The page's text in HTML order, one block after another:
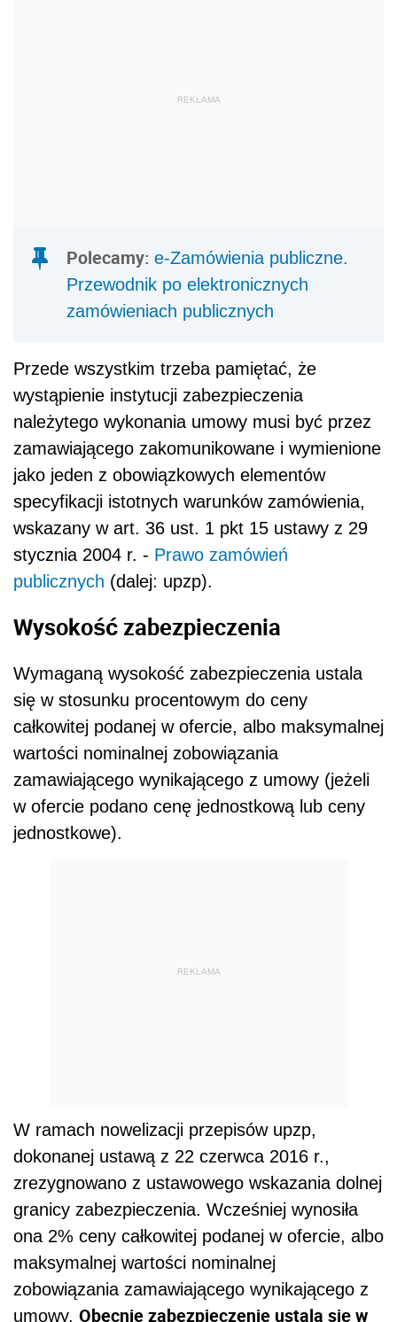
REKLAMA
Polecamy: e-Zamówienia publiczne.
Przewodnik po elektronicznych
zamówieniach publicznych
Przede wszystkim trzeba pamiętać, że
wystąpienie instytucji zabezpieczenia
należytego wykonania umowy musi być przez
zamawiającego zakomunikowane i wymienione
jako jeden z obowiązkowych elementów
specyfikacji istotnych warunków zamówienia,
wskazany w art. 36 ust. 1 pkt 15 ustawy z 29
stycznia 2004 r. - Prawo zamówień
publicznych (dalej: upzp).
Wysokość zabezpieczenia
Wymaganą wysokość zabezpieczenia ustala
się w stosunku procentowym do ceny
całkowitej podanej w ofercie, albo maksymalnej
wartości nominalnej zobowiązania
zamawiającego wynikającego z umowy (jeżeli
w ofercie podano cenę jednostkową lub ceny
jednostkowe).
REKLAMA
W ramach nowelizacji przepisów upzp,
dokonanej ustawą z 22 czerwca 2016 r.,
zrezygnowano z ustawowego wskazania dolnej
granicy zabezpieczenia. Wcześniej wynosiła
ona 2% ceny całkowitej podanej w ofercie, albo
maksymalnej wartości nominalnej
zobowiązania zamawiającego wynikającego z
umowy. Obecnie zabezpieczenie ustala się w